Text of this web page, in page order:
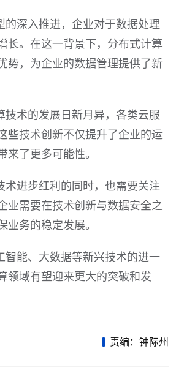
的深入推进，企业对于数据处理
长。在这一背景下，分布式计算
势，为企业的数据管理提供了新
技术的发展日新月异，各类云服
些技术创新不仅提升了企业的运
了更多可能性。
术进步红利的同时，也需要关注
业需要在技术创新与数据安全之
务的稳定发展。
智能、大数据等新兴技术的进一
领域有望迎来更大的突破和发
责编：钟际州